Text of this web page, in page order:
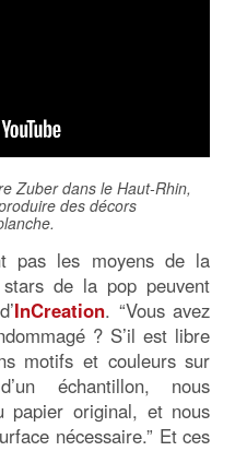
Zuber dans le Haut-Rhin,
des décors
pas les moyens de la
de la pop peuvent
InCreation. “Vous avez
? S’il est libre
motifs et couleurs sur
échantillon, nous
papier original, et nous
nécessaire.” Et ces